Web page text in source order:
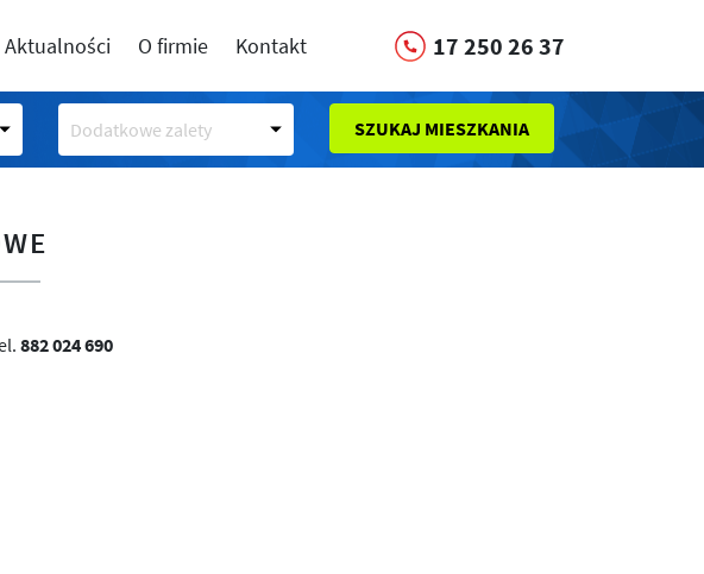
Aktualności O firmie Kontakt 17 250 26 37
Dodatkowe zalety SZUKAJ MIESZKANIA
882 024 690